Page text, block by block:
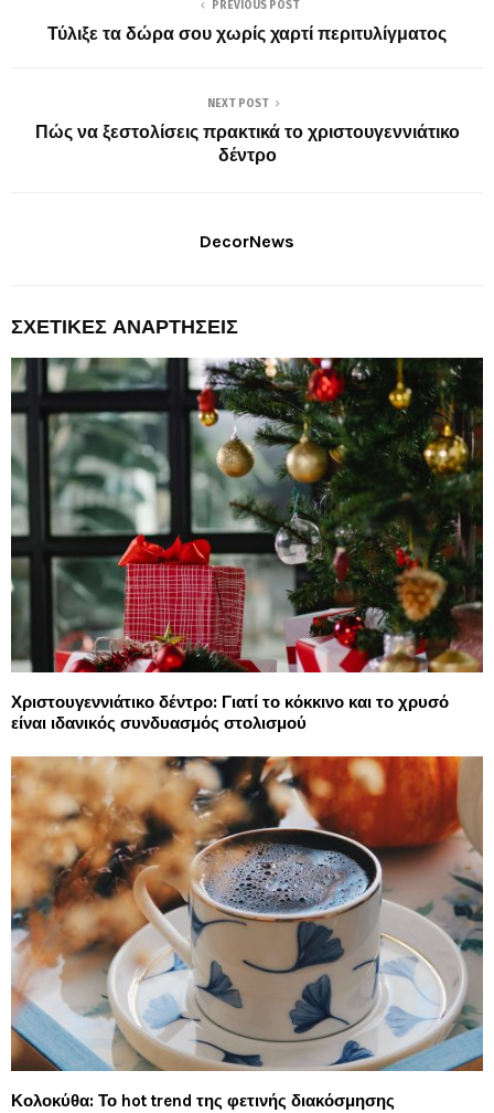
PREVIOUS POST
Τύλιξε τα δώρα σου χωρίς χαρτί περιτυλίγματος
NEXT POST
Πώς να ξεστολίσεις πρακτικά το χριστουγεννιάτικο
δέντρο
DecorNews
ΣΧΕΤΙΚΈΣ ΑΝΑΡΤΉΣΕΙΣ
Χριστουγεννιάτικο δέντρο: Γιατί το κόκκινο και το χρυσό
είναι ιδανικός συνδυασμός στολισμού
Κολοκύθα: Το hot trend της φετινής διακόσμησης